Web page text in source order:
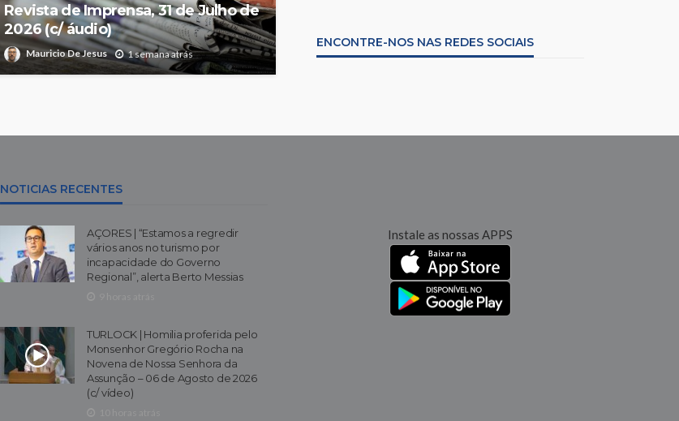
Revista de Imprensa, 31 de Julho de
2026 (c/ áudio)
Mauricio De Jesus 1 semana atrás
ENCONTRE-NOS NAS REDES SOCIAIS
NOTICIAS RECENTES
AÇORES | “Estamos a regredir
vários anos no turismo por
incapacidade do Governo
Regional”, alerta Berto Messias
TURLOCK | Homilia proferida pelo
Monsenhor Gregório Rocha na
Novena de Nossa Senhora da
Assunção – 06 de Agosto de 2026
(c/ vídeo)
Instale as nossas APPS